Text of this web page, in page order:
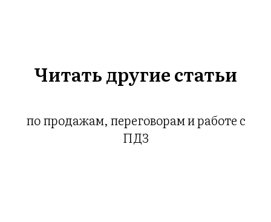
Читать другие статьи
по продажам, переговорам и работе с
ПДЗ